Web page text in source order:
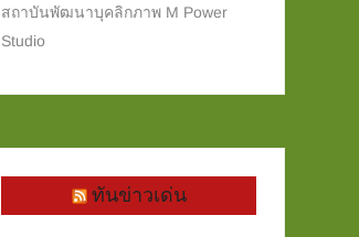
สถาบันพัฒนาบุคลิกภาพ M Power
Studio
ทันข่าวเด่น